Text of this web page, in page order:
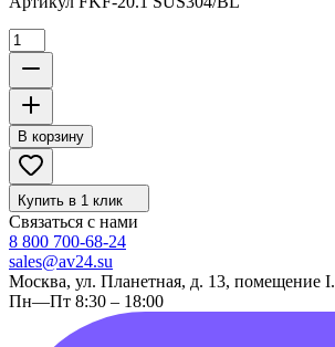
В корзину
Купить в 1 клик
Связаться с нами
8 800 700-68-24
sales@av24.su
Москва, ул. Планетная, д. 13, помещение I.
Пн—Пт 8:30 – 18:00